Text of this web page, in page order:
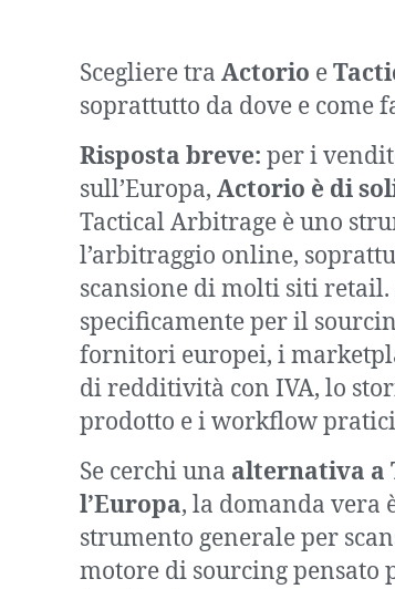
Scegliere tra Actorio e
soprattutto da dove e come
Risposta breve: per i
sull’Europa, Actorio è di
Tactical Arbitrage è uno
l’arbitraggio online,
scansione di molti siti
specificamente per il
fornitori europei, i
di redditività con IVA, lo
prodotto e i workflow
Se cerchi una alternativa a
l’Europa, la domanda vera
strumento generale per
motore di sourcing pensato